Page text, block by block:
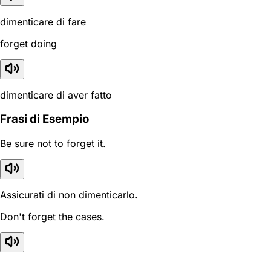
dimenticare di fare
forget doing
dimenticare di aver fatto
Frasi di Esempio
Be sure not to forget it.
Assicurati di non dimenticarlo.
Don't forget the cases.